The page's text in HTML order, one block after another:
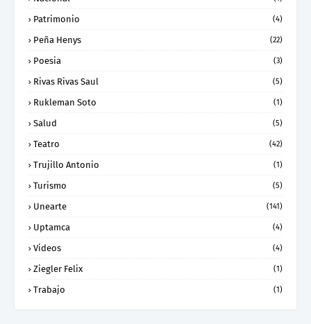
Patrimonio (4)
Peña Henys (22)
Poesia (3)
Rivas Rivas Saul (5)
Rukleman Soto (1)
Salud (5)
Teatro (42)
Trujillo Antonio (1)
Turismo (5)
Unearte (141)
Uptamca (4)
Videos (4)
Ziegler Felix (1)
Trabajo (1)